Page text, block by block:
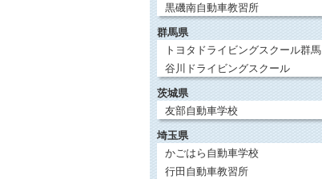
黒磯南自動車教習所
群馬県
トヨタドライビングスクール群馬
谷川ドライビングスクール
茨城県
友部自動車学校
埼玉県
かごはら自動車学校
行田自動車教習所